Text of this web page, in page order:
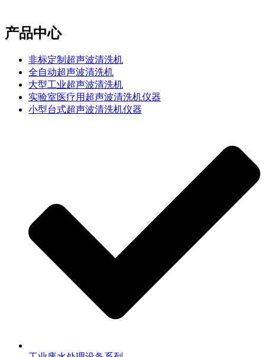
产品中心
非标定制超声波清洗机
全自动超声波清洗机
大型工业超声波清洗机
实验室医疗用超声波清洗机仪器
小型台式超声波清洗机仪器